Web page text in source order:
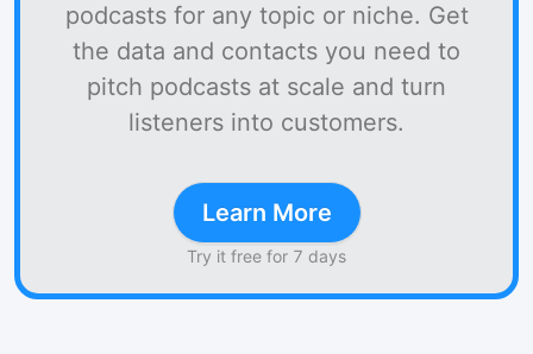
podcasts for any topic or niche. Get
the data and contacts you need to
pitch podcasts at scale and turn
listeners into customers.
Learn More
Try it free for 7 days